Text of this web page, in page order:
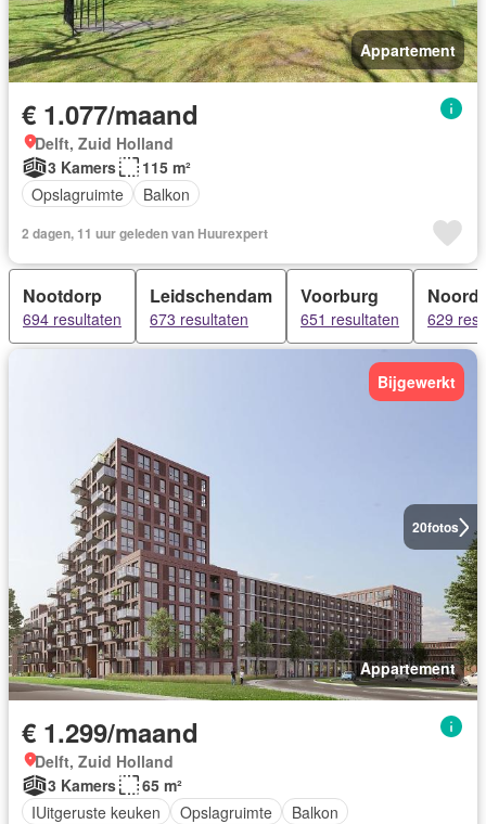
Appartement
€ 1.077/maand
Delft, Zuid Holland
3 Kamers
115 m²
Opslagruimte
Balkon
2 dagen, 11 uur geleden van Huurexpert
Nootdorp
694 resultaten
Leidschendam
673 resultaten
Voorburg
651 resultaten 629
20fotos
Bijgewerkt
Appartement
€ 1.299/maand
Delft, Zuid Holland
3 Kamers
65 m²
IUitgeruste keuken
Opslagruimte Balkon